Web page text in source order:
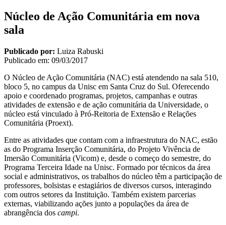
Núcleo de Ação Comunitária em nova
sala
Publicado por: Luiza Rabuski
Publicado em: 09/03/2017
O Núcleo de Ação Comunitária (NAC) está atendendo na sala 510,
bloco 5, no campus da Unisc em Santa Cruz do Sul. Oferecendo
apoio e coordenado programas, projetos, campanhas e outras
atividades de extensão e de ação comunitária da Universidade, o
núcleo está vinculado à Pró-Reitoria de Extensão e Relações
Comunitária (Proext).
Entre as atividades que contam com a infraestrutura do NAC, estão
as do Programa Inserção Comunitária, do Projeto Vivência de
Imersão Comunitária (Vicom) e, desde o começo do semestre, do
Programa Terceira Idade na Unisc. Formado por técnicos da área
social e administrativos, os trabalhos do núcleo têm a participação de
professores, bolsistas e estagiários de diversos cursos, interagindo
com outros setores da Instituição. Também existem parcerias
externas, viabilizando ações junto a populações da área de
abrangência dos campi.